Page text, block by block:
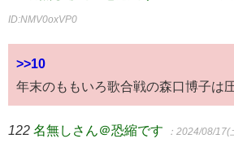
ID:NMV0oxVP0
>>10
年末のももいろ歌合戦の森口博子は
122 名無しさん＠恐縮です ：2024/08/